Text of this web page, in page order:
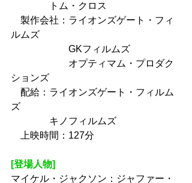
トム・クロス
製作会社：ライオンズゲート・フィ
ルムズ
GKフィルムズ
オプティマム・プロダク
ションズ
配給：ライオンズゲート・フィルム
ズ
キノフィルムズ
上映時間：127分
[登場人物]
マイケル・ジャクソン：ジャファー・